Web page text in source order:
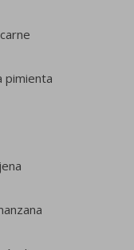
pimienta